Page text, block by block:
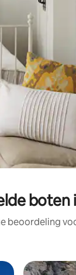
boten
beoordeling